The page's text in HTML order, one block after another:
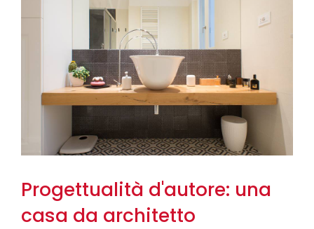
Progettualità d'autore: una
casa da architetto